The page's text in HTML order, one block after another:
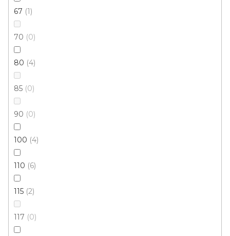
67 1
70 0
80 4
85 0
90 0
100 4
110 6
115 2
117 0
Kusový koberec DIAMOND KIDS 20801/60